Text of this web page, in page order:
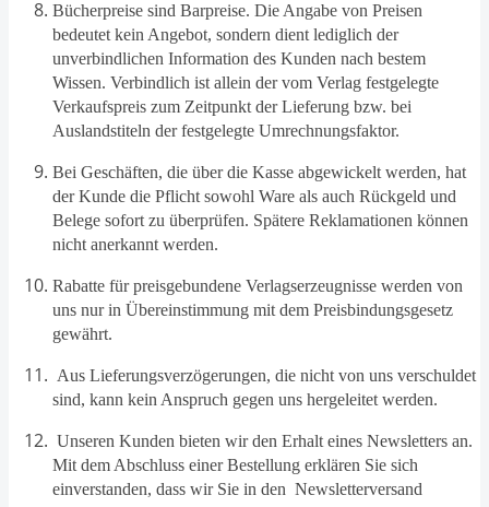
Bücherpreise sind Barpreise. Die Angabe von Preisen
bedeutet kein Angebot, sondern dient lediglich der
unverbindlichen Information des Kunden nach bestem
Wissen. Verbindlich ist allein der vom Verlag festgelegte
Verkaufspreis zum Zeitpunkt der Lieferung bzw. bei
Auslandstiteln der festgelegte Umrechnungsfaktor.
Bei Geschäften, die über die Kasse abgewickelt werden, hat
der Kunde die Pflicht sowohl Ware als auch Rückgeld und
Belege sofort zu überprüfen. Spätere Reklamationen können
nicht anerkannt werden.
Rabatte für preisgebundene Verlagserzeugnisse werden von
uns nur in Übereinstimmung mit dem Preisbindungsgesetz
gewährt.
Aus Lieferungsverzögerungen, die nicht von uns verschuldet
sind, kann kein Anspruch gegen uns hergeleitet werden.
Unseren Kunden bieten wir den Erhalt eines Newsletters an.
Mit dem Abschluss einer Bestellung erklären Sie sich
einverstanden, dass wir Sie in den Newsletterversand